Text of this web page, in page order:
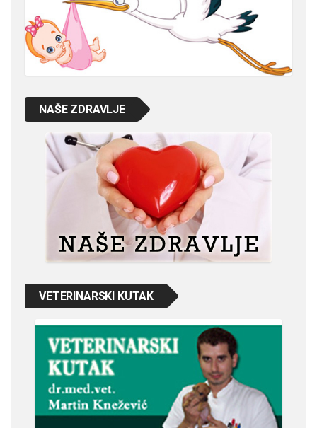
NAŠE ZDRAVLJE
VETERINARSKI KUTAK